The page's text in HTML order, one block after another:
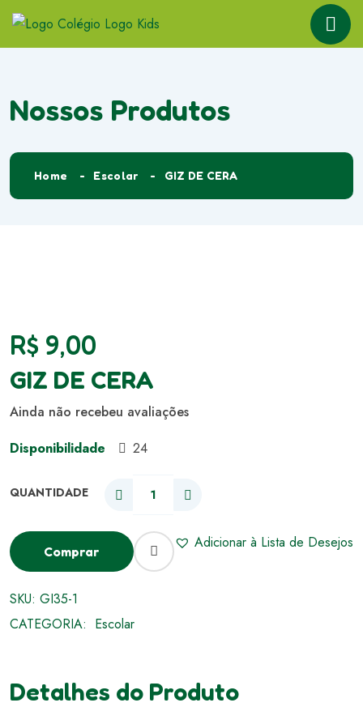
Nossos Produtos
Home Escolar GIZ DE CERA
R$ 9,00
GIZ DE CERA
Ainda não recebeu avaliações
Disponibilidade
24
Comprar Adicionar à Lista de Desejos
SKU: GI35-1
CATEGORIA: Escolar
Detalhes do Produto